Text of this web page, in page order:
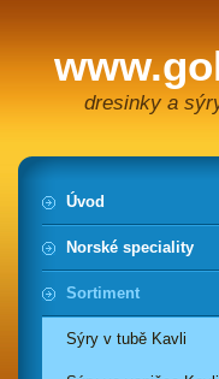
dresinky a
Úvod
Norské speciality
Sortiment
Sýry v tubě Kavli